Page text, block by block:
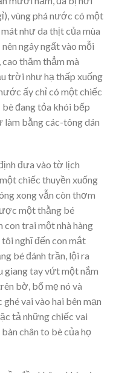
vùng phá nước có một
như da thịt của mùa
ngây ngất vào mỗi
thăm thẳm mà
trời như hạ thấp xuống
ấy chỉ có một chiếc
đang tỏa khói bếp
làm bằng các-tông dán
đưa vào tờ lịch
chiếc thuyền xuống
xong vẫn còn thơm
một thằng bé
con trai một nhà hàng
nghĩ đến con mắt
bé đánh trần, lội ra
giang tay vứt một nắm
bờ, bố mẹ nó và
vai vào hai bên mạn
tả những chiếc vai
chân to bè của họ